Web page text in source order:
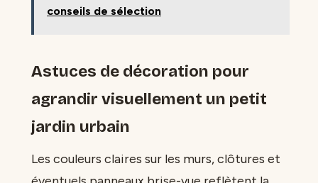
conseils de sélection
Astuces de décoration pour
agrandir visuellement un petit
jardin urbain
Les couleurs claires sur les murs, clôtures et